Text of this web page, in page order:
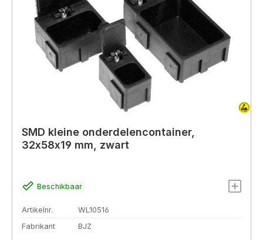
SMD kleine onderdelencontainer,
32x58x19 mm, zwart
Beschikbaar
Artikelnr.
WL10516
Fabrikant
BJZ